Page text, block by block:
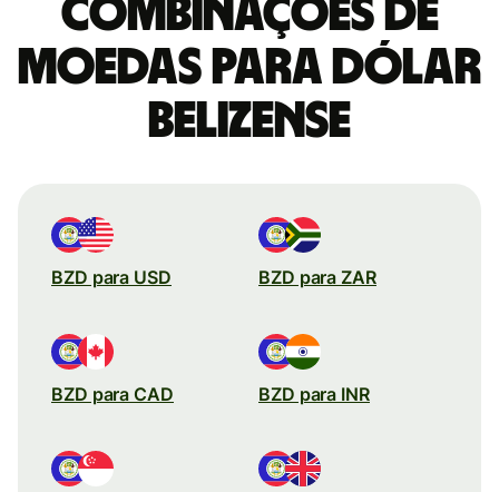
combinações de
moedas para Dólar
belizense
BZD para USD BZD para ZAR
BZD para CAD BZD para INR